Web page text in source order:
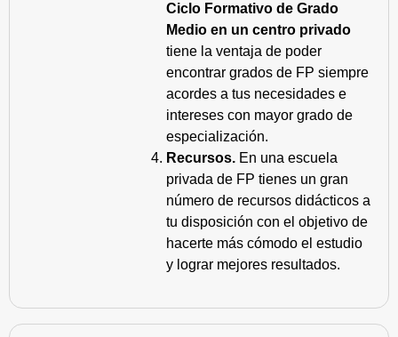
Ciclo Formativo de Grado
Medio en un centro privado
tiene la ventaja de poder
encontrar grados de FP siempre
acordes a tus necesidades e
intereses con mayor grado de
especialización.
Recursos. En una escuela
privada de FP tienes un gran
número de recursos didácticos a
tu disposición con el objetivo de
hacerte más cómodo el estudio
y lograr mejores resultados.